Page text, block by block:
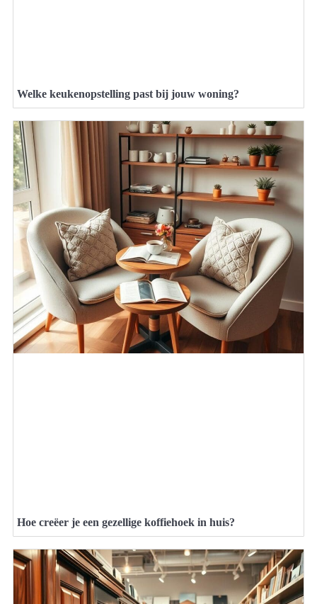
Welke keukenopstelling past bij jouw woning?
Hoe creëer je een gezellige koffiehoek in huis?